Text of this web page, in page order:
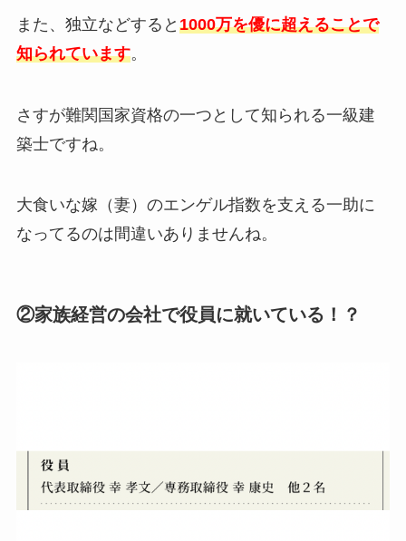
また、独立などすると 1000万を優に超えることで
知られています。
さすが難関国家資格の一つとして知られる一級建
築士ですね。
大食いな嫁（妻）のエンゲル指数を支える一助に
なってるのは間違いありませんね。
②家族経営の会社で役員に就いている！？